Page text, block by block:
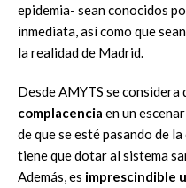
epidemia- sean conocidos
inmediata, así como que
la realidad de Madrid.
Desde AMYTS se considera
complacencia en un
de que se esté pasando de
tiene que dotar al sistema
Además, es imprescindible